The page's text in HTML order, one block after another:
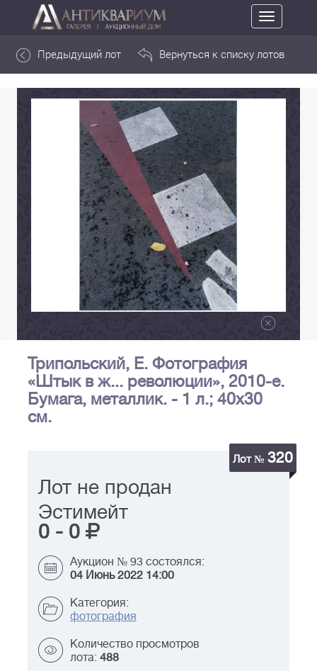
Toggle
navigation
Предыдущий лот Вернуться к списку лотов
Трипольский, Е. Фотография
«Штык в ж... революции», 2010-е.
Бумага, металлик. - 1 л.; 40х30
см.
Лот № 320
Лот не продан
Эстимейт
0 - 0
Аукцион № 93 состоялся:
04 Июнь 2022 14:00
Категория:
фотография
Количество просмотров
лота: 488